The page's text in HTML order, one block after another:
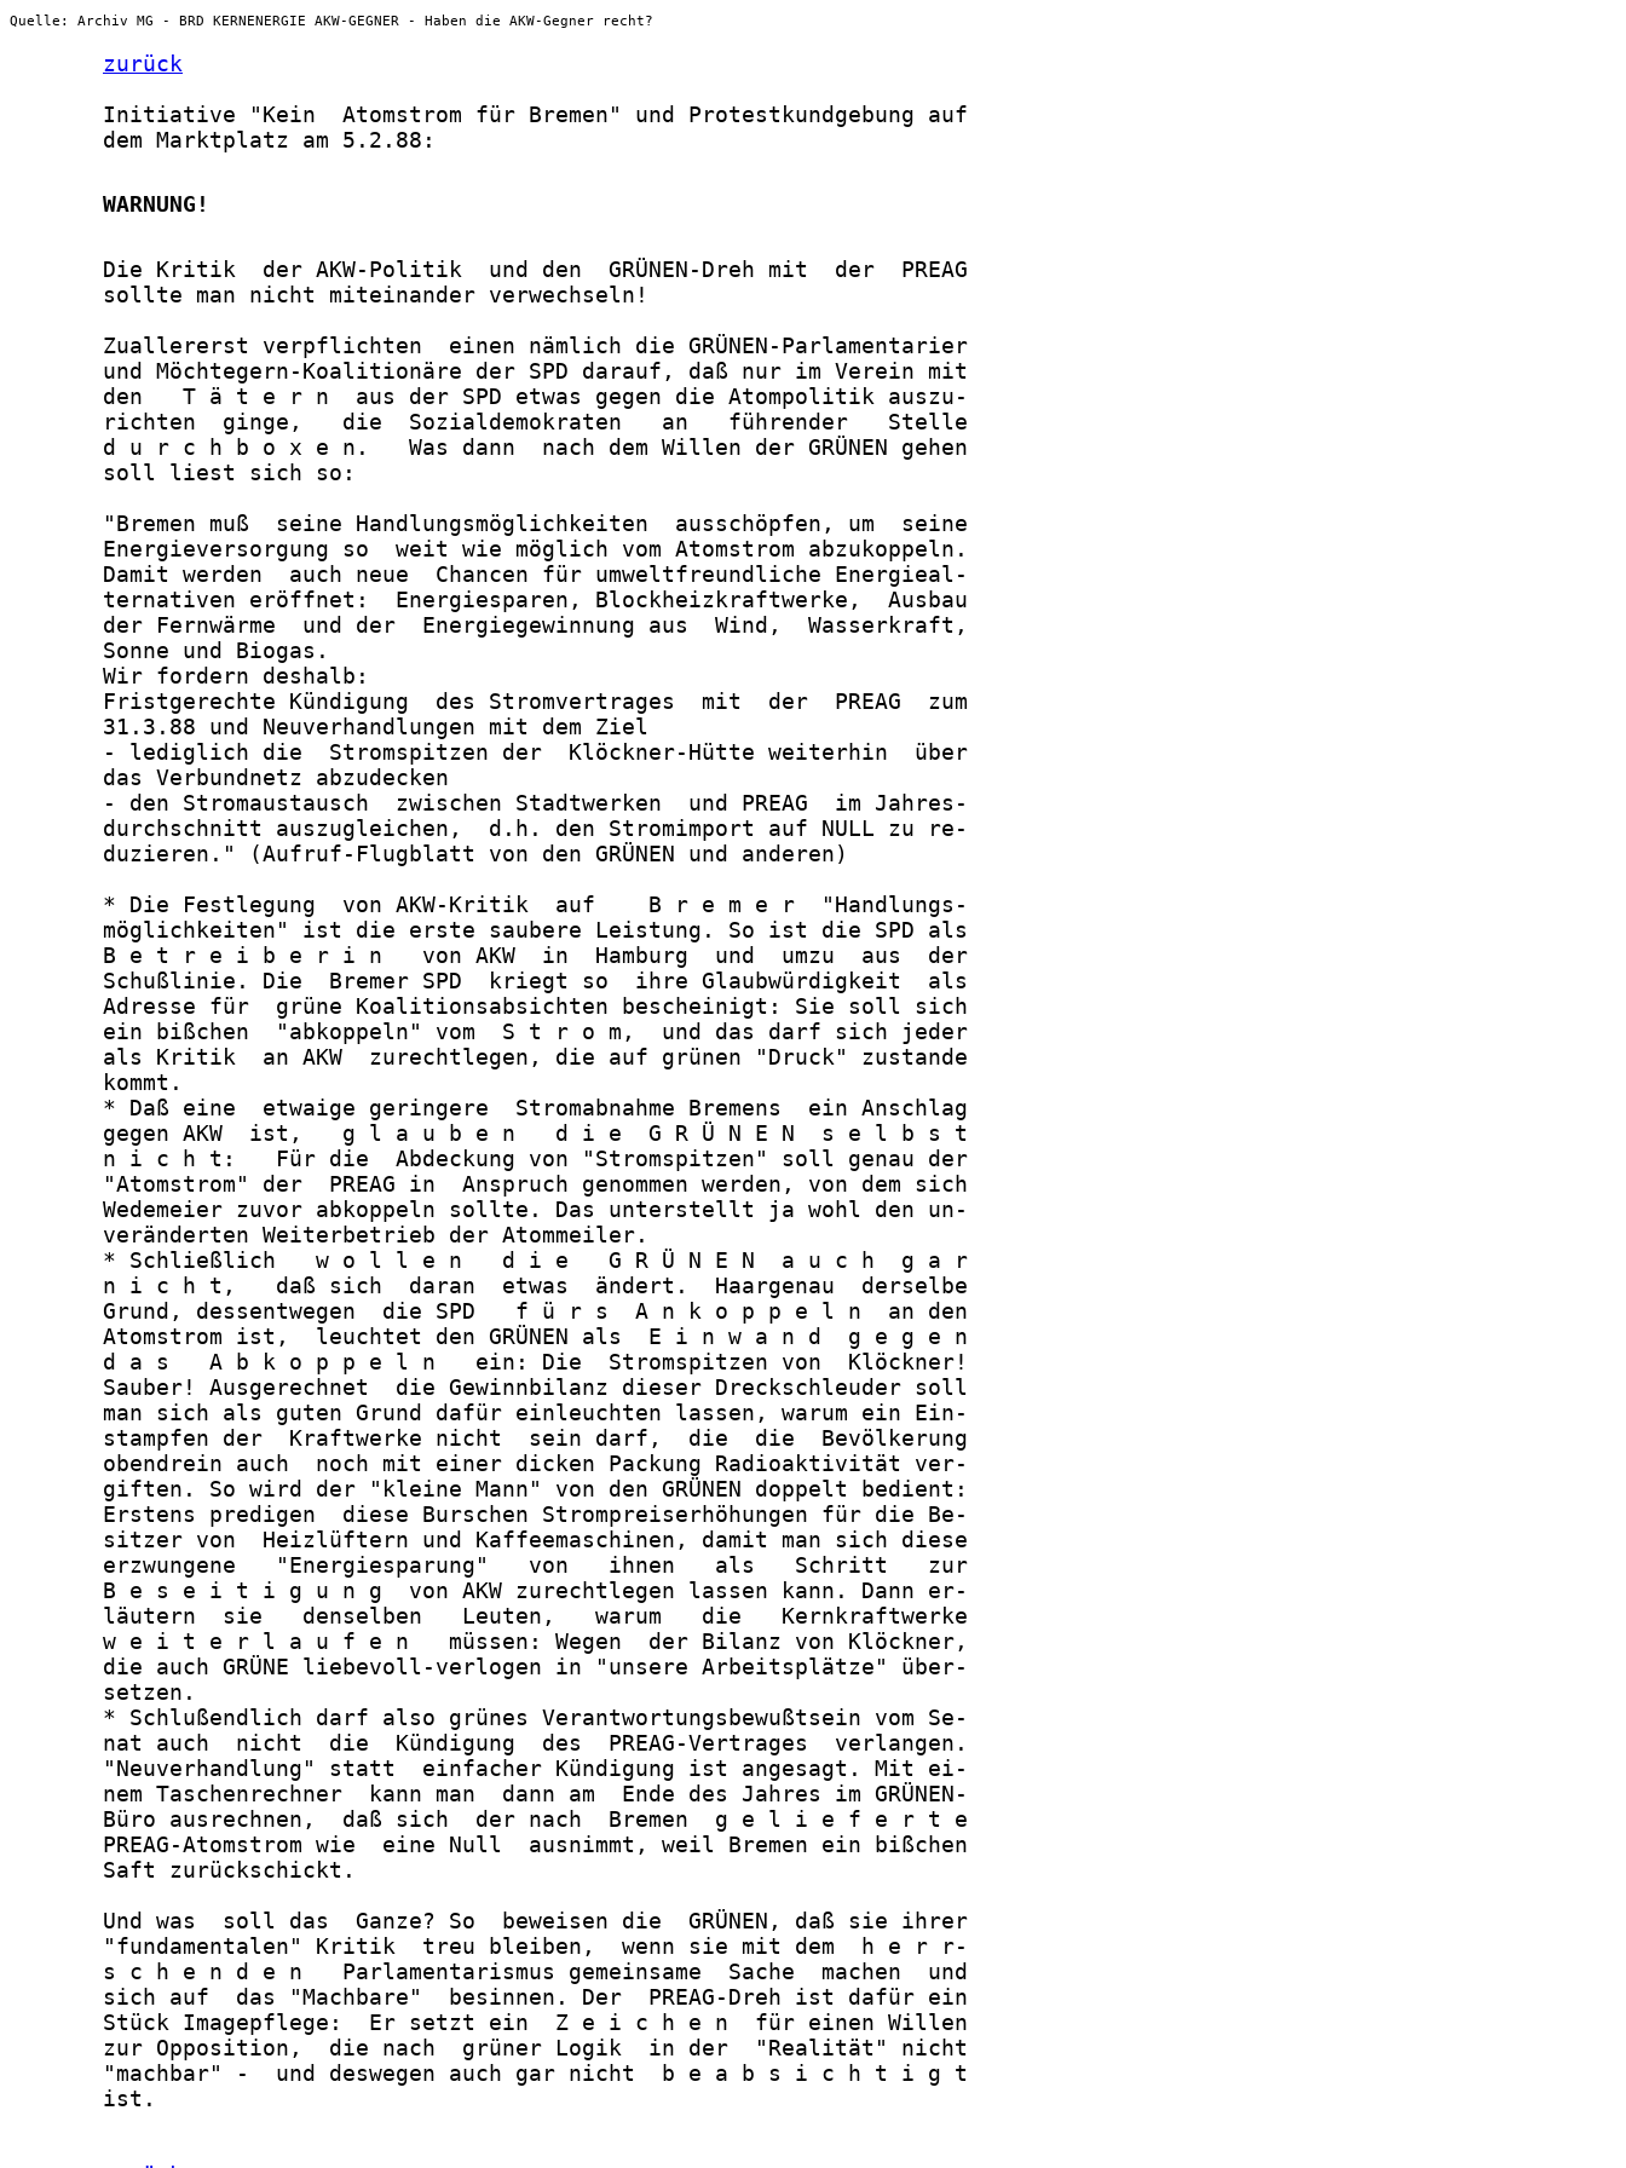
Quelle: Archiv MG - BRD KERNENERGIE AKW-GEGNER - Haben die AKW-Gegner recht?
zurück
       Initiative "Kein  Atomstrom für Bremen" und Protestkundgebung auf
       dem Marktplatz am 5.2.88:
       WARNUNG!
       Die Kritik  der AKW-Politik  und den  GRÜNEN-Dreh mit  der  PREAG
       sollte man nicht miteinander verwechseln!
       Zuallererst verpflichten  einen nämlich die GRÜNEN-Parlamentarier
       und Möchtegern-Koalitionäre der SPD darauf, daß nur im Verein mit
       den   T ä t e r n  aus der SPD etwas gegen die Atompolitik auszu-
       richten  ginge,   die  Sozialdemokraten   an   führender   Stelle
       d u r c h b o x e n.   Was dann  nach dem Willen der GRÜNEN gehen
       soll liest sich so:
       "Bremen muß  seine Handlungsmöglichkeiten  ausschöpfen, um  seine
       Energieversorgung so  weit wie möglich vom Atomstrom abzukoppeln.
       Damit werden  auch neue  Chancen für umweltfreundliche Energieal-
       ternativen eröffnet:  Energiesparen, Blockheizkraftwerke,  Ausbau
       der Fernwärme  und der  Energiegewinnung aus  Wind,  Wasserkraft,
       Sonne und Biogas.
       Wir fordern deshalb:
       Fristgerechte Kündigung  des Stromvertrages  mit  der  PREAG  zum
       31.3.88 und Neuverhandlungen mit dem Ziel
       - lediglich die  Stromspitzen der  Klöckner-Hütte weiterhin  über
       das Verbundnetz abzudecken
       - den Stromaustausch  zwischen Stadtwerken  und PREAG  im Jahres-
       durchschnitt auszugleichen,  d.h. den Stromimport auf NULL zu re-
       duzieren." (Aufruf-Flugblatt von den GRÜNEN und anderen)
       * Die Festlegung  von AKW-Kritik  auf    B r e m e r  "Handlungs-
       möglichkeiten" ist die erste saubere Leistung. So ist die SPD als
       B e t r e i b e r i n   von AKW  in  Hamburg  und  umzu  aus  der
       Schußlinie. Die  Bremer SPD  kriegt so  ihre Glaubwürdigkeit  als
       Adresse für  grüne Koalitionsabsichten bescheinigt: Sie soll sich
       ein bißchen  "abkoppeln" vom  S t r o m,  und das darf sich jeder
       als Kritik  an AKW  zurechtlegen, die auf grünen "Druck" zustande
       kommt.
       * Daß eine  etwaige geringere  Stromabnahme Bremens  ein Anschlag
       gegen AKW  ist,   g l a u b e n   d i e  G R Ü N E N  s e l b s t
       n i c h t:   Für die  Abdeckung von "Stromspitzen" soll genau der
       "Atomstrom" der  PREAG in  Anspruch genommen werden, von dem sich
       Wedemeier zuvor abkoppeln sollte. Das unterstellt ja wohl den un-
       veränderten Weiterbetrieb der Atommeiler.
       * Schließlich   w o l l e n   d i e   G R Ü N E N  a u c h  g a r
       n i c h t,   daß sich  daran  etwas  ändert.  Haargenau  derselbe
       Grund, dessentwegen  die SPD   f ü r s  A n k o p p e l n  an den
       Atomstrom ist,  leuchtet den GRÜNEN als  E i n w a n d  g e g e n
       d a s   A b k o p p e l n   ein: Die  Stromspitzen von  Klöckner!
       Sauber! Ausgerechnet  die Gewinnbilanz dieser Dreckschleuder soll
       man sich als guten Grund dafür einleuchten lassen, warum ein Ein-
       stampfen der  Kraftwerke nicht  sein darf,  die  die  Bevölkerung
       obendrein auch  noch mit einer dicken Packung Radioaktivität ver-
       giften. So wird der "kleine Mann" von den GRÜNEN doppelt bedient:
       Erstens predigen  diese Burschen Strompreiserhöhungen für die Be-
       sitzer von  Heizlüftern und Kaffeemaschinen, damit man sich diese
       erzwungene   "Energiesparung"   von   ihnen   als   Schritt   zur
       B e s e i t i g u n g  von AKW zurechtlegen lassen kann. Dann er-
       läutern  sie   denselben   Leuten,   warum   die   Kernkraftwerke
       w e i t e r l a u f e n   müssen: Wegen  der Bilanz von Klöckner,
       die auch GRÜNE liebevoll-verlogen in "unsere Arbeitsplätze" über-
       setzen.
       * Schlußendlich darf also grünes Verantwortungsbewußtsein vom Se-
       nat auch  nicht  die  Kündigung  des  PREAG-Vertrages  verlangen.
       "Neuverhandlung" statt  einfacher Kündigung ist angesagt. Mit ei-
       nem Taschenrechner  kann man  dann am  Ende des Jahres im GRÜNEN-
       Büro ausrechnen,  daß sich  der nach  Bremen  g e l i e f e r t e
       PREAG-Atomstrom wie  eine Null  ausnimmt, weil Bremen ein bißchen
       Saft zurückschickt.
       Und was  soll das  Ganze? So  beweisen die  GRÜNEN, daß sie ihrer
       "fundamentalen" Kritik  treu bleiben,  wenn sie mit dem  h e r r-
       s c h e n d e n   Parlamentarismus gemeinsame  Sache  machen  und
       sich auf  das "Machbare"  besinnen. Der  PREAG-Dreh ist dafür ein
       Stück Imagepflege:  Er setzt ein  Z e i c h e n  für einen Willen
       zur Opposition,  die nach  grüner Logik  in der  "Realität" nicht
       "machbar" -  und deswegen auch gar nicht  b e a b s i c h t i g t
       ist.